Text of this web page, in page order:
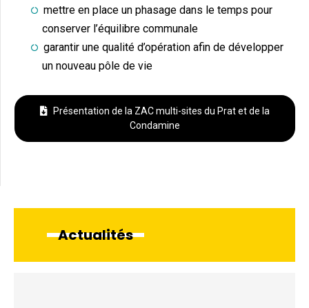
mettre en place un phasage dans le temps pour
conserver l’équilibre communale
garantir une qualité d’opération afin de développer
un nouveau pôle de vie
Présentation de la ZAC multi-sites du Prat et de la
Condamine
Actualités